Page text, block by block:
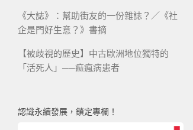
《大誌》：幫助街友的一份雜誌？／《社
企是門好生意？》書摘
【被歧視的歷史】中古歐洲地位獨特的
「活死人」──痲瘋病患者
認識永續發展，鎖定專欄！